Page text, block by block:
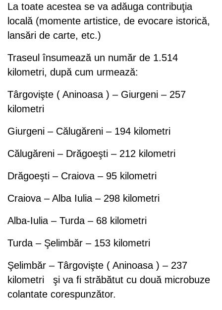
La toate acestea se va adăuga contribuţia
locală (momente artistice, de evocare istorică,
lansări de carte, etc.)
Traseul însumează un număr de 1.514
kilometri, după cum urmează:
Târgovişte ( Aninoasa ) – Giurgeni – 257
kilometri
Giurgeni – Călugăreni – 194 kilometri
Călugăreni – Drăgoeşti – 212 kilometri
Drăgoeşti – Craiova – 95 kilometri
Craiova – Alba Iulia – 298 kilometri
Alba-Iulia – Turda – 68 kilometri
Turda – Şelimbăr – 153 kilometri
Şelimbăr – Târgovişte ( Aninoasa ) – 237
kilometri şi va fi străbătut cu două microbuze
colantate corespunzător.